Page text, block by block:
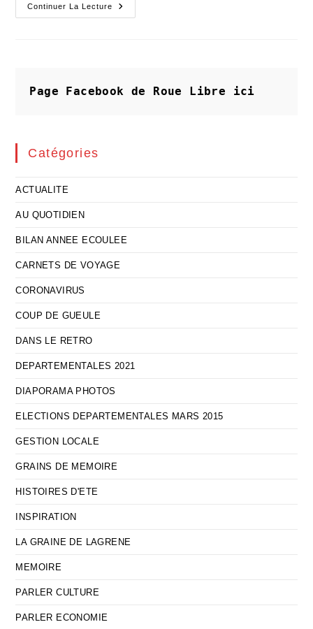
Continuer La Lecture
Les
Stratégies
Page Facebook de Roue Libre ici
Catégories
ACTUALITE
AU QUOTIDIEN
BILAN ANNEE ECOULEE
CARNETS DE VOYAGE
CORONAVIRUS
COUP DE GUEULE
DANS LE RETRO
DEPARTEMENTALES 2021
DIAPORAMA PHOTOS
ELECTIONS DEPARTEMENTALES MARS 2015
GESTION LOCALE
GRAINS DE MEMOIRE
HISTOIRES D'ETE
INSPIRATION
LA GRAINE DE LAGRENE
MEMOIRE
PARLER CULTURE
PARLER ECONOMIE